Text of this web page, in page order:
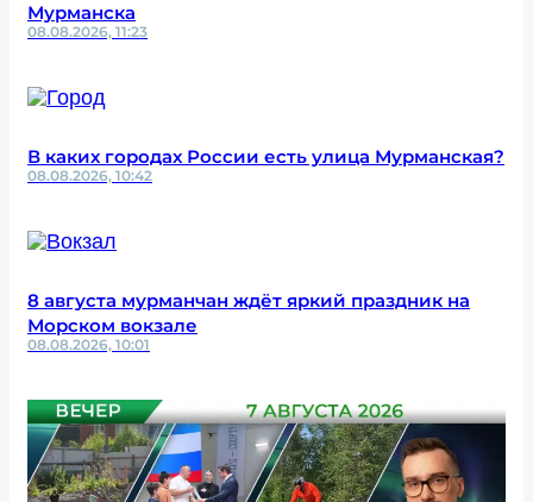
Мурманска
08.08.2026, 11:23
В каких городах России есть улица Мурманская?
08.08.2026, 10:42
8 августа мурманчан ждёт яркий праздник на
Морском вокзале
08.08.2026, 10:01